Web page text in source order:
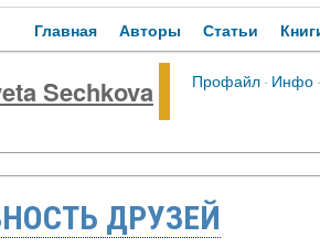
Главная Авторы Статьи
Sechkova Профайл· Инфо·
ДРУЗЕЙ